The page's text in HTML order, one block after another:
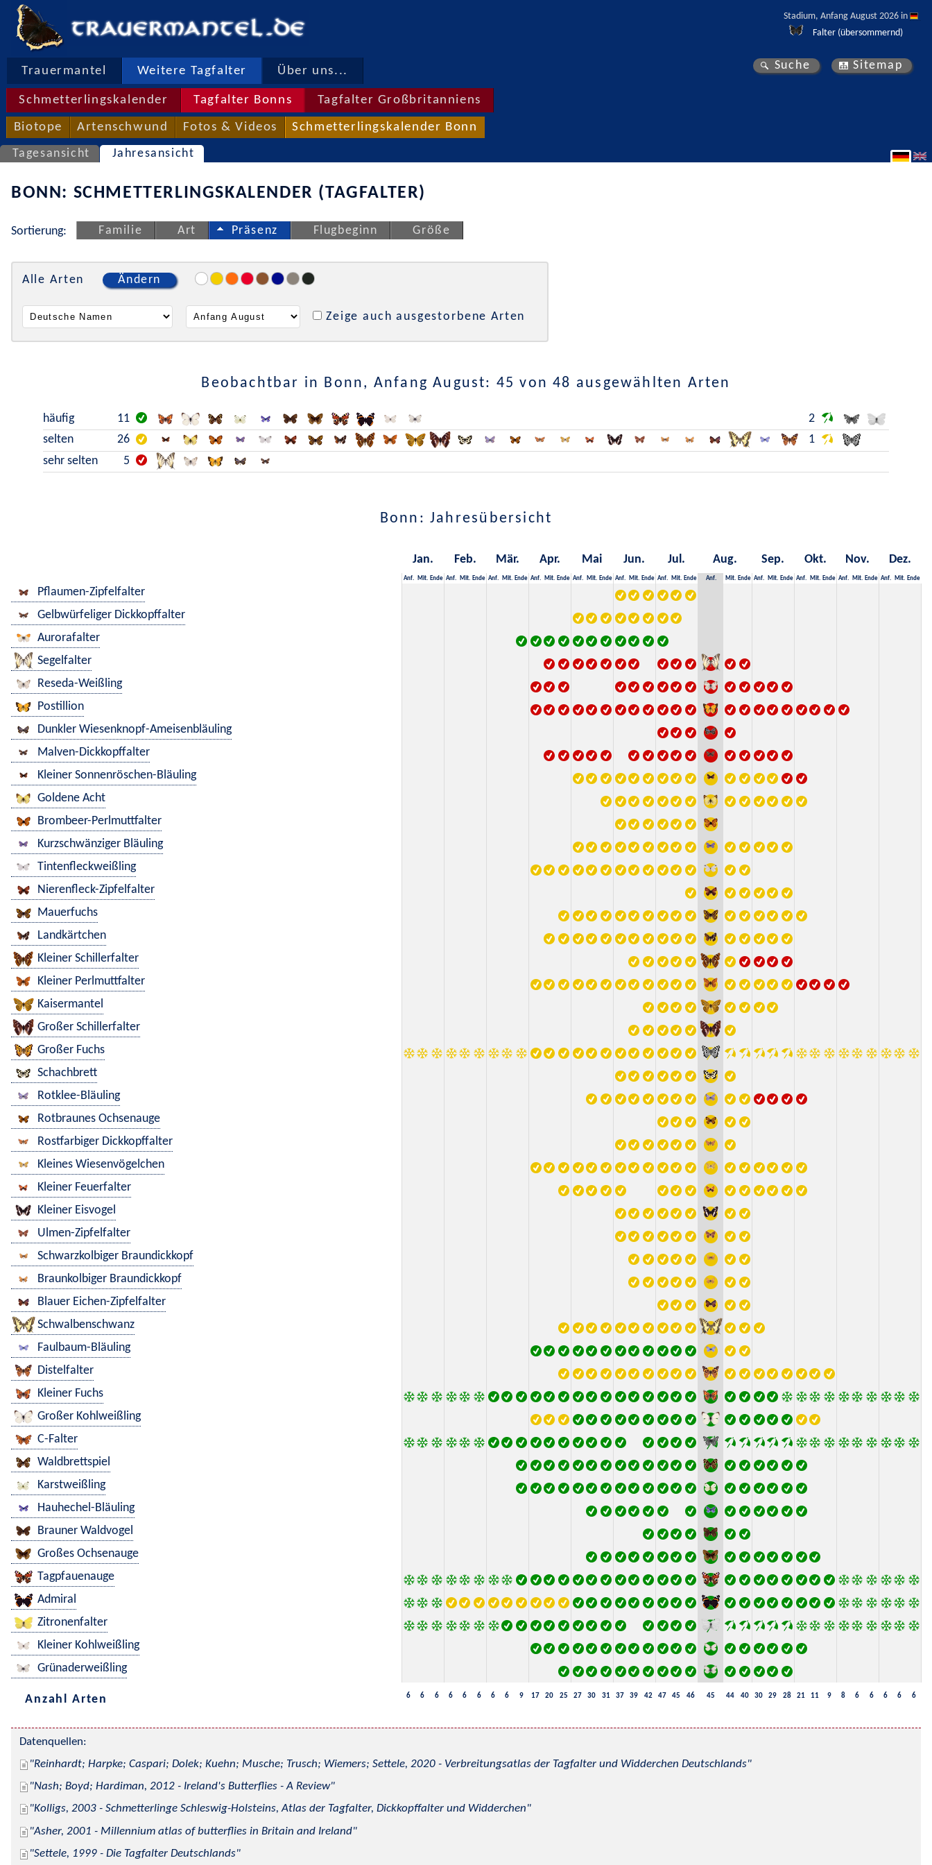
Stadium, Anfang August 2026 in
Falter (übersommernd)
Trauermantel Weitere Tagfalter Über uns...
Schmetterlingskalender Tagfalter Bonns Tagfalter Großbritanniens
Biotope Artenschwund Fotos & Videos Schmetterlingskalender Bonn
Suche Sitemap
Tagesansicht Jahresansicht
BONN: SCHMETTERLINGSKALENDER (TAGFALTER)
Sortierung: Familie Art Präsenz Flugbeginn Größe
Alle Arten Ändern
Zeige auch ausgestorbene Arten
Beobachtbar in Bonn, Anfang August: 45 von 48 ausgewählten Arten
häufig 11
2
selten
26
1
sehr selten
5
Bonn: Jahresübersicht
Jan. Feb. Mär. Apr. Mai Jun. Jul. Aug. Sep. Okt. Nov. Dez.
Anf. Mit. Ende Anf. Mit. Ende Anf. Mit. Ende Anf. Mit. Ende Anf. Mit. Ende Anf. Mit. Ende Anf. Mit. Ende Anf. Mit. Ende Anf. Mit. Ende Anf. Mit. Ende Anf. Mit. Ende Anf. Mit. Ende
Pflaumen-Zipfelfalter
Gelbwürfeliger Dickkopffalter
Aurorafalter
Segelfalter
Reseda-Weißling
Postillion
Dunkler Wiesenknopf-Ameisenbläuling
Malven-Dickkopffalter
Kleiner Sonnenröschen-Bläuling
Goldene Acht
Brombeer-Perlmuttfalter
Kurzschwänziger Bläuling
Tintenfleckweißling
Nierenfleck-Zipfelfalter
Mauerfuchs
Landkärtchen
Kleiner Schillerfalter
Kleiner Perlmuttfalter
Kaisermantel
Großer Schillerfalter
Großer Fuchs
Schachbrett
Rotklee-Bläuling
Rotbraunes Ochsenauge
Rostfarbiger Dickkopffalter
Kleines Wiesenvögelchen
Kleiner Feuerfalter
Kleiner Eisvogel
Ulmen-Zipfelfalter
Schwarzkolbiger Braundickkopf
Braunkolbiger Braundickkopf
Blauer Eichen-Zipfelfalter
Schwalbenschwanz
Faulbaum-Bläuling
Distelfalter
Kleiner Fuchs
Großer Kohlweißling
C-Falter
Waldbrettspiel
Karstweißling
Hauhechel-Bläuling
Brauner Waldvogel
Großes Ochsenauge
Tagpfauenauge
Admiral
Zitronenfalter
Kleiner Kohlweißling
Grünaderweißling
Anzahl Arten 6 6 6 6 6 6 6 6 9 17 20 25 27 30 31 37 39 42 47 45 46 45 44 40 30 29 28 21 11 9 8 6 6 6 6 6
Datenquellen:
Reinhardt; Harpke; Caspari; Dolek; Kuehn; Musche; Trusch; Wiemers; Settele, 2020 - Verbreitungsatlas der Tagfalter und Widderchen Deutschlands
Nash; Boyd; Hardiman, 2012 - Ireland's Butterflies - A Review
Kolligs, 2003 - Schmetterlinge Schleswig-Holsteins, Atlas der Tagfalter, Dickkopffalter und Widderchen
Asher, 2001 - Millennium atlas of butterflies in Britain and Ireland
Settele, 1999 - Die Tagfalter Deutschlands